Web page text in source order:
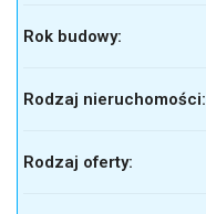
Rok budowy:
Rodzaj nieruchomości:
Rodzaj oferty: